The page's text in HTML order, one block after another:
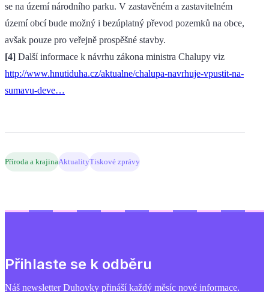
se na území národního parku. V zastavěném a zastavitelném
území obcí bude možný i bezúplatný převod pozemků na obce,
avšak pouze pro veřejně prospěšné stavby.
[4] Další informace k návrhu zákona ministra Chalupy viz
http://www.hnutiduha.cz/aktualne/chalupa-navrhuje-vpustit-na-
sumavu-deve…
Příroda a krajinaAktualityTiskové zprávy
Přihlaste se k odběru
Náš newsletter Duhovky přináší každý měsíc nové informace.